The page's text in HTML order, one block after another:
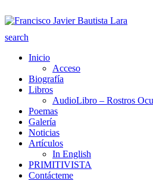
search
Inicio
Acceso
Biografía
Libros
AudioLibro – Rostros
Poemas
Galería
Noticias
Artículos
In English
PRIMITIVISTA
Contácteme